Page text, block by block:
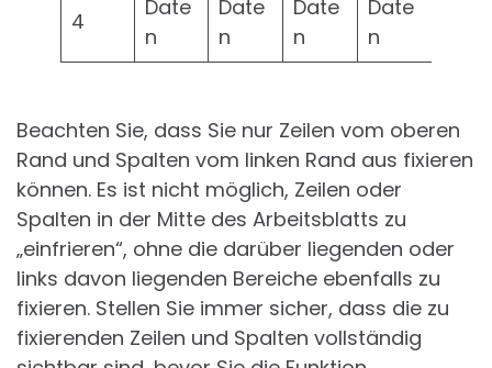
4
Date
n
Date
n
Date
n
Date
n
Beachten Sie, dass Sie nur Zeilen vom oberen
Rand und Spalten vom linken Rand aus fixieren
können. Es ist nicht möglich, Zeilen oder
Spalten in der Mitte des Arbeitsblatts zu
„einfrieren“, ohne die darüber liegenden oder
links davon liegenden Bereiche ebenfalls zu
fixieren. Stellen Sie immer sicher, dass die zu
fixierenden Zeilen und Spalten vollständig